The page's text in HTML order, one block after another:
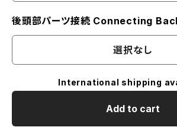
後頭部パーツ接続 Connecting
選択なし
International shipping
Add to cart